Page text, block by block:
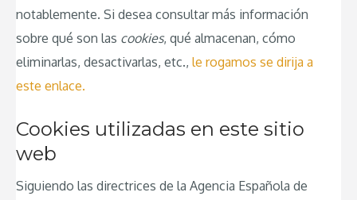
notablemente. Si desea consultar más información
sobre qué son las cookies, qué almacenan, cómo
eliminarlas, desactivarlas, etc., le rogamos se dirija a
este enlace.
Cookies utilizadas en este sitio
web
Siguiendo las directrices de la Agencia Española de